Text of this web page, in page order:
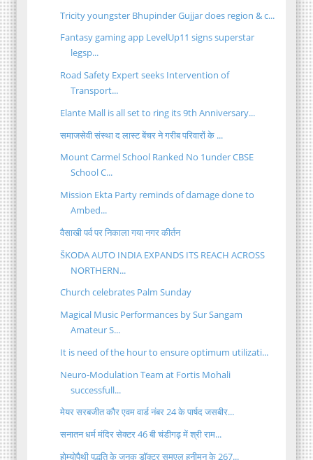
Tricity youngster Bhupinder Gujjar does region & c...
Fantasy gaming app LevelUp11 signs superstar
legsp...
Road Safety Expert seeks Intervention of
Transport...
Elante Mall is all set to ring its 9th Anniversary...
समाजसेवी संस्था द लास्ट बेंचर ने गरीब परिवारों के ...
Mount Carmel School Ranked No 1under CBSE
School C...
Mission Ekta Party reminds of damage done to
Ambed...
वैसाखी पर्व पर निकाला गया नगर कीर्तन
ŠKODA AUTO INDIA EXPANDS ITS REACH ACROSS
NORTHERN...
Church celebrates Palm Sunday
Magical Music Performances by Sur Sangam
Amateur S...
It is need of the hour to ensure optimum utilizati...
Neuro-Modulation Team at Fortis Mohali
successfull...
मेयर सरबजीत कौर एवम वार्ड नंबर 24 के पार्षद जसबीर...
सनातन धर्म मंदिर सेक्टर 46 बी चंडीगढ़ में श्री राम...
होम्योपैथी पद्धति के जनक डॉक्टर समुएल हनीमन के 267...